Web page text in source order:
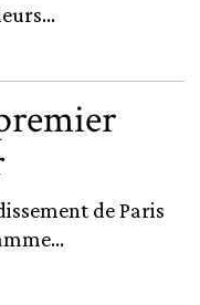
de Paris